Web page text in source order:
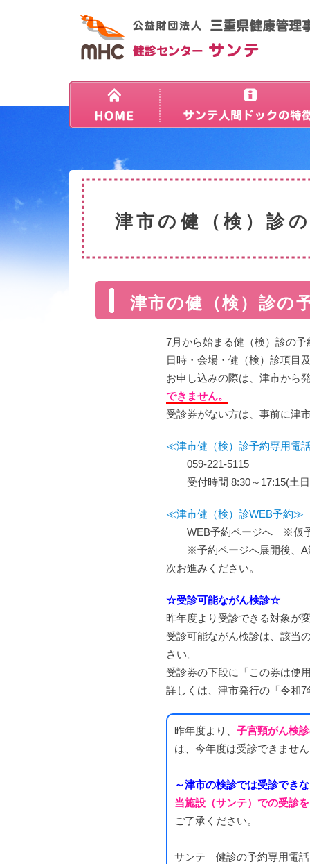
津市の健（検）診
津市の健（検）診の
7月から始まる健（検）診の予
日時・会場・健（検）診項目
お申し込みの際は、津市から
できません。
受診券がない方は、事前に津
≪津市健（検）診予約専用電
059-221-5115
受付時間 8:30～17:15(土日
≪津市健（検）診WEB予約≫
WEB予約ページへ ※仮予
※予約ページへ展開後、A津
次お進みください。
☆受診可能ながん検診☆
昨年度より受診できる対象が
受診可能ながん検診は、該当
さい。
受診券の下段に「この券は使
詳しくは、津市発行の「令和
昨年度より、 子宮頸がん検
は、今年度は受診できませ
～津市の検診では受診でき
当施設（サンテ）での受診
ご了承ください。
サンテ 健診の予約専用電話